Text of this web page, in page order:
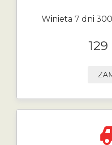
Winieta 7 dni